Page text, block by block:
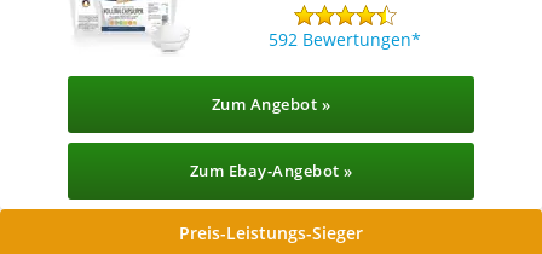
592 Bewertungen
Zum Angebot »
Zum Ebay-Angebot »
Preis-Leistungs-Sieger